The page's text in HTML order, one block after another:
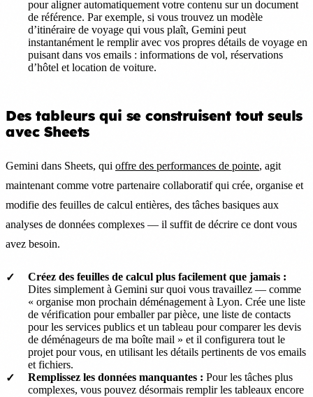
pour aligner automatiquement votre contenu sur un document
de référence. Par exemple, si vous trouvez un modèle
d’itinéraire de voyage qui vous plaît, Gemini peut
instantanément le remplir avec vos propres détails de voyage en
puisant dans vos emails : informations de vol, réservations
d’hôtel et location de voiture.
Des tableurs qui se construisent tout seuls
avec Sheets
Gemini dans Sheets, qui offre des performances de pointe, agit
maintenant comme votre partenaire collaboratif qui crée, organise et
modifie des feuilles de calcul entières, des tâches basiques aux
analyses de données complexes — il suffit de décrire ce dont vous
avez besoin.
Créez des feuilles de calcul plus facilement que jamais :
Dites simplement à Gemini sur quoi vous travaillez — comme
« organise mon prochain déménagement à Lyon. Crée une liste
de vérification pour emballer par pièce, une liste de contacts
pour les services publics et un tableau pour comparer les devis
de déménageurs de ma boîte mail » et il configurera tout le
projet pour vous, en utilisant les détails pertinents de vos emails
et fichiers.
Remplissez les données manquantes : Pour les tâches plus
complexes, vous pouvez désormais remplir les tableaux encore